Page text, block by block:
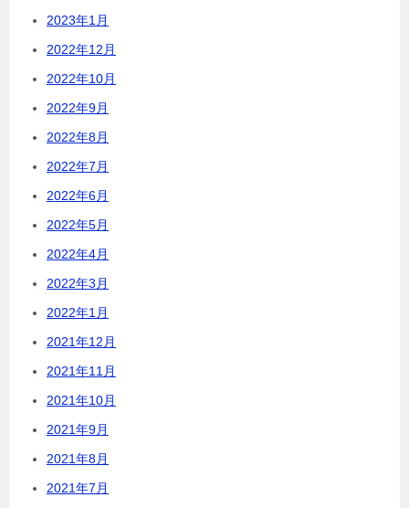
2023年1月
2022年12月
2022年10月
2022年9月
2022年8月
2022年7月
2022年6月
2022年5月
2022年4月
2022年3月
2022年1月
2021年12月
2021年11月
2021年10月
2021年9月
2021年8月
2021年7月